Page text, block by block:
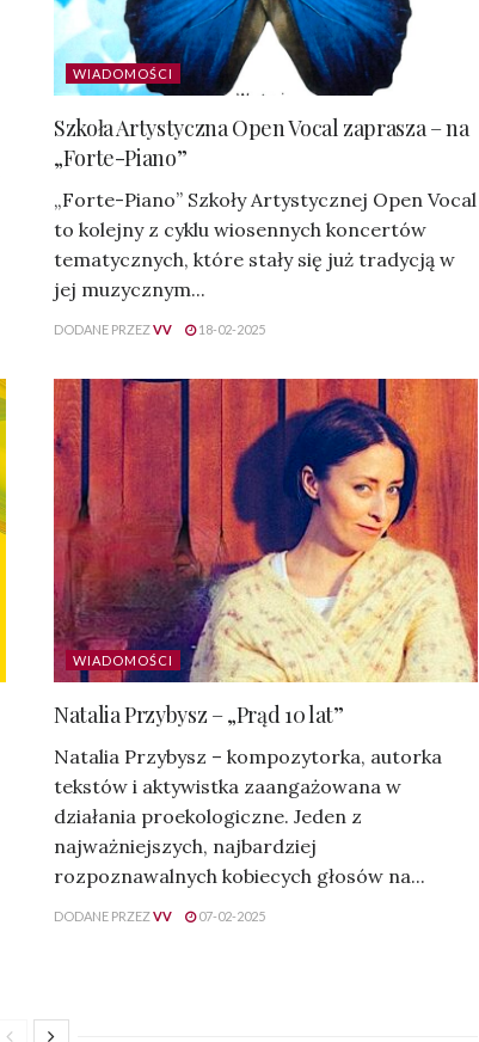
WIADOMOŚCI
Szkoła Artystyczna Open Vocal zaprasza – na
„Forte-Piano”
„Forte-Piano” Szkoły Artystycznej Open Vocal
to kolejny z cyklu wiosennych koncertów
tematycznych, które stały się już tradycją w
jej muzycznym...
DODANE PRZEZVV 18-02-2025
WIADOMOŚCI
Natalia Przybysz – „Prąd 10 lat”
Natalia Przybysz – kompozytorka, autorka
tekstów i aktywistka zaangażowana w
działania proekologiczne. Jeden z
najważniejszych, najbardziej
rozpoznawalnych kobiecych głosów na...
DODANE PRZEZVV 07-02-2025